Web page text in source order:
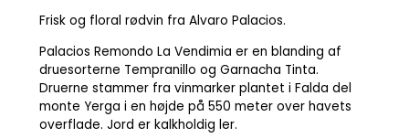
Frisk og floral rødvin fra Alvaro Palacios.
Palacios Remondo La Vendimia er en blanding af
druesorterne Tempranillo og Garnacha Tinta.
Druerne stammer fra vinmarker plantet i Falda del
monte Yerga i en højde på 550 meter over havets
overflade. Jord er kalkholdig ler.